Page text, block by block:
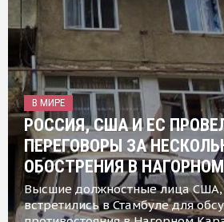
В МИРЕ
РОССИЯ, США И ЕС
ПЕРЕГОВОРЫ ЗА
ОБОСТРЕНИЯ В
Высшие должностные лица США,
встретились в Стамбуле для